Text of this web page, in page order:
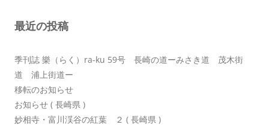
ョ
最近の投稿
季刊誌 樂（らく）ra-ku 59号 長崎の道ーみさき道 茂木街
道 浦上街道ー
移転のお知らせ
お知らせ ( 長崎県 )
妙相寺・富川渓谷の紅葉 ２ ( 長崎県 )